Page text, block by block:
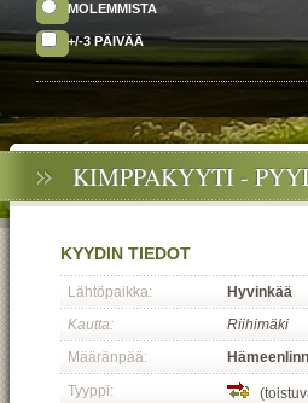
MOLEMMISTA
+/-3 PÄIVÄÄ
KIMPPAKYYTI -
KYYDIN TIEDOT
Lähtöpaikka:
Hyvinkää
Kautta:
Riihimäki
Määränpää:
Tyyppi: